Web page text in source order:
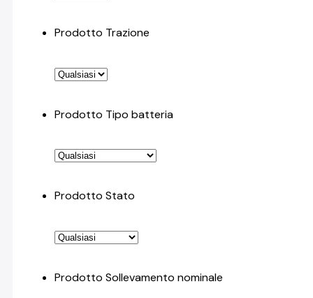
Prodotto Trazione
Prodotto Tipo batteria
Prodotto Stato
Prodotto Sollevamento nominale